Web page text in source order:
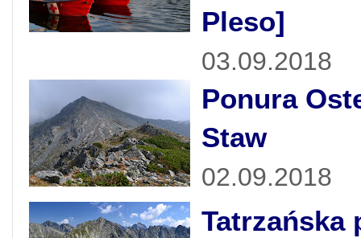
Pleso]
03.09.2018
Ponura
Staw
02.09.2018
Tatrzańska